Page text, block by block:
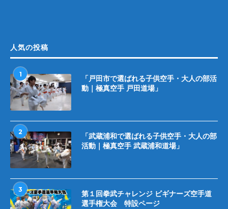
人気の投稿
1
「戸田市で選ばれる子供空手・大人の部活
動｜極真空手 戸田道場」
2
「武蔵浦和で選ばれる子供空手・大人の部
活動｜極真空手 武蔵浦和道場」
3
第１回拳武チャレンジ ビギナーズ空手道
選手権大会 特設ページ